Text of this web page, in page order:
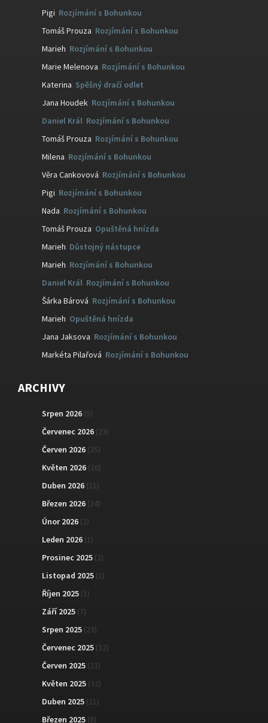
Pigi Rozjímání s Bohunkou
Tomáš Prouza Rozjímání s Bohunkou
Marieh Rozjímání s Bohunkou
Marie Melenova Rozjímání s Bohunkou
Katerina Spěšný dračí odlet
Jana Houdek Rozjímání s Bohunkou
Daniel Král Rozjímání s Bohunkou
Tomáš Prouza Rozjímání s Bohunkou
Milena Rozjímání s Bohunkou
Věra Cankovová Rozjímání s Bohunkou
Pigi Rozjímání s Bohunkou
Nada Rozjímání s Bohunkou
Tomáš Prouza Opuštěná hnízda
Marieh Důstojný nástupce
Marieh Rozjímání s Bohunkou
Daniel Král Rozjímání s Bohunkou
Šárka Bárová Rozjímání s Bohunkou
Marieh Opuštěná hnízda
Jana Jaksova: Rozjímání s Bohunkou
Markéta Pilařová: Rozjímání s Bohunkou
ARCHIVY
Srpen 2026 (5)
Červenec 2026 (23)
Červen 2026 (25)
Květen 2026 (26)
Duben 2026 (21)
Březen 2026 (24)
Únor 2026 (2)
Leden 2026 (1)
Prosinec 2025 (2)
Listopad 2025 (1)
Říjen 2025 (1)
Září 2025 (7)
Srpen 2025 (23)
Červenec 2025 (32)
Červen 2025 (23)
Květen 2025 (32)
Duben 2025 (21)
Březen 2025 (8)